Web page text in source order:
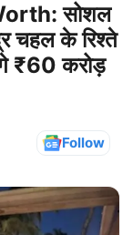
सोशल
चहल के रिश्ते
₹60 करोड़
Follow